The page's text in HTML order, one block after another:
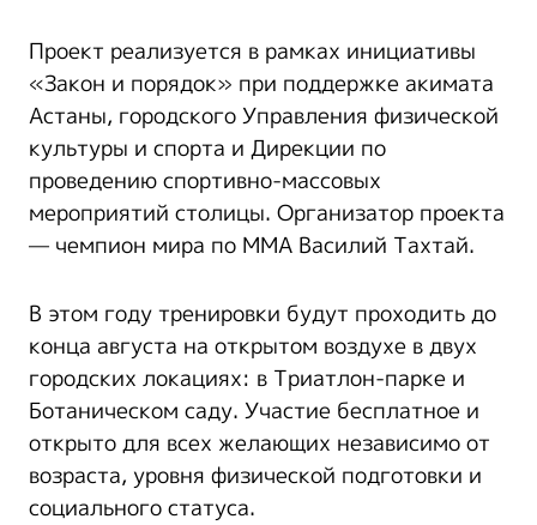
Проект реализуется в рамках инициативы
«Закон и порядок» при поддержке акимата
Астаны, городского Управления физической
культуры и спорта и Дирекции по
проведению спортивно-массовых
мероприятий столицы. Организатор проекта
— чемпион мира по ММА Василий Тахтай.
В этом году тренировки будут проходить до
конца августа на открытом воздухе в двух
городских локациях: в Триатлон-парке и
Ботаническом саду. Участие бесплатное и
открыто для всех желающих независимо от
возраста, уровня физической подготовки и
социального статуса.